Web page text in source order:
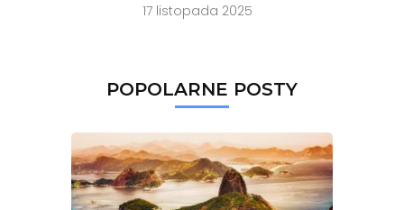
17 listopada 2025
POPOLARNE POSTY